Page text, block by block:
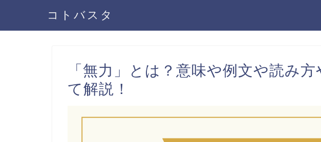
コトバスタ
「無力」とは？意味や例文や読み
て解説！